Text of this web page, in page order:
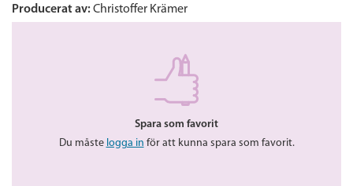
Producerat av: Christoffer Krämer
Spara som favorit
Du måste logga in för att kunna spara som favorit.